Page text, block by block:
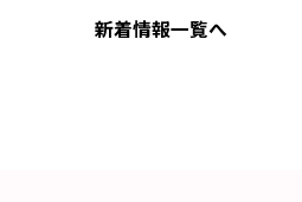
新着情報一覧へ